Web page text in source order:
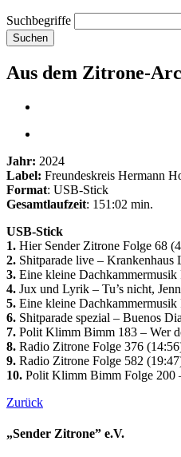
Suchbegriffe
Suchen
Aus dem Zitrone-
Jahr: 2024
Label: Freundeskreis Hermann
Format: USB-Stick
Gesamtlaufzeit: 151:02 min.
USB-Stick
1. Hier Sender Zitrone Folge 68
2. Shitparade live – Krankenhaus
3. Eine kleine Dachkammermusik
4. Jux und Lyrik – Tu’s nicht,
5. Eine kleine Dachkammermusik
6. Shitparade spezial – Buenos
7. Polit Klimm Bimm 183 – Wer
8. Radio Zitrone Folge 376
9. Radio Zitrone Folge 582
10. Polit Klimm Bimm Folge 200
Zurück
„Sender Zitrone” e.V.